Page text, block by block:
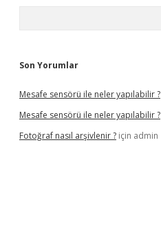
Son Yorumlar
Mesafe sensörü ile neler yapılabilir ?
Mesafe sensörü ile neler yapılabilir ?
Fotoğraf nasıl arşivlenir ? için admin